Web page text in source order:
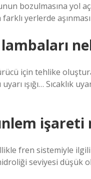
bozulmasına yol
yerlerde
için tehlike
uyarı ışığı… Sıcaklık
işareti
fren sistemiyle ilgili
seviyesi düşük